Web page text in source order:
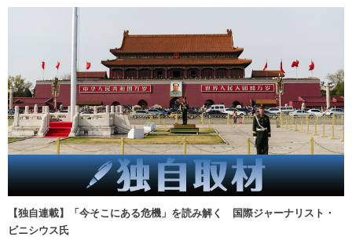
【独自連載】「今そこにある危機」を読み解く 国際ジャーナリスト・
ビニシウス氏